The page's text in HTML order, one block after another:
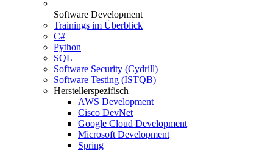
Software Development
Trainings im Überblick
C#
Python
SQL
Software Security (Cydrill)
Software Testing (ISTQB)
Herstellerspezifisch
AWS Development
Cisco DevNet
Google Cloud Development
Microsoft Development
Spring